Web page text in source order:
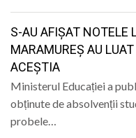
S-AU AFIȘAT NOTELE
MARAMUREȘ AU
ACEȘTIA
Ministerul Educației a
obținute de absolvenții
probele…